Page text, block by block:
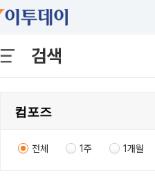
검색
전체 1주 1개월